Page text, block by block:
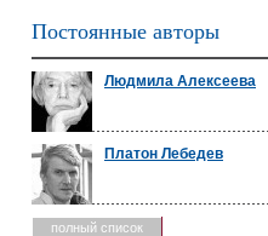
Постоянные авторы
Людмила Алексеева
Платон Лебедев
полный список